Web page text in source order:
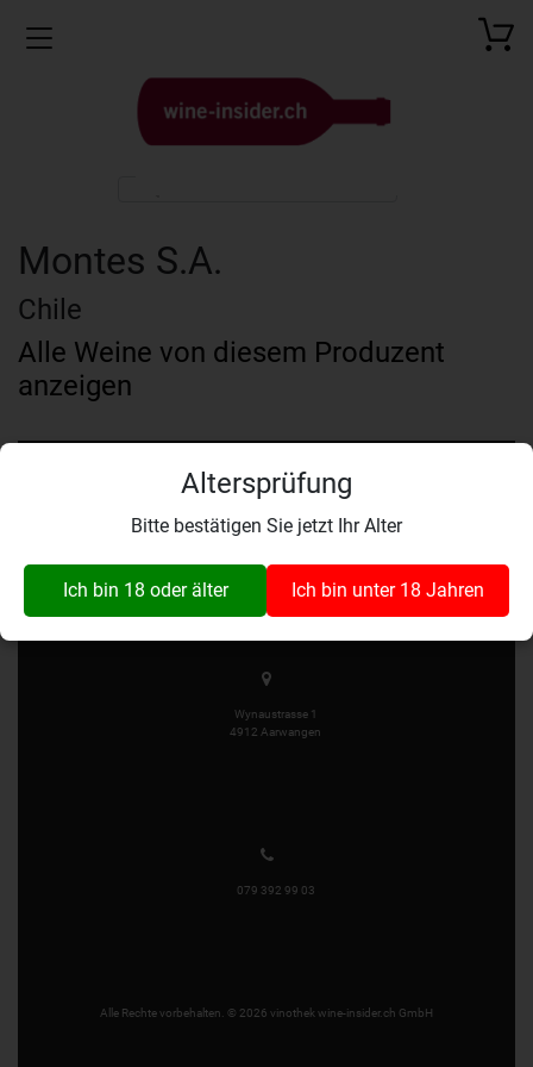
Altersprüfung
Bitte bestätigen Sie jetzt Ihr Alter
Ich bin 18 oder älter Ich bin unter 18 Jahren
Toggle navigation
Montes S.A.
Chile
Alle Weine von diesem Produzent
anzeigen
Wynaustrasse 1
4912 Aarwangen
079 392 99 03
Alle Rechte vorbehalten. © 2026 vinothek wine-insider.ch GmbH